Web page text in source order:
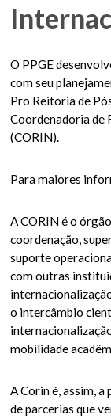
O PPGE
com seu
Pro Reitoria de
Coordenadoria de
(CORIN).
Para maiores
A CORIN é o
coordenação,
suporte
com outras
o intercâmbio
mobilidade
A Corin é, assim,
de parcerias que